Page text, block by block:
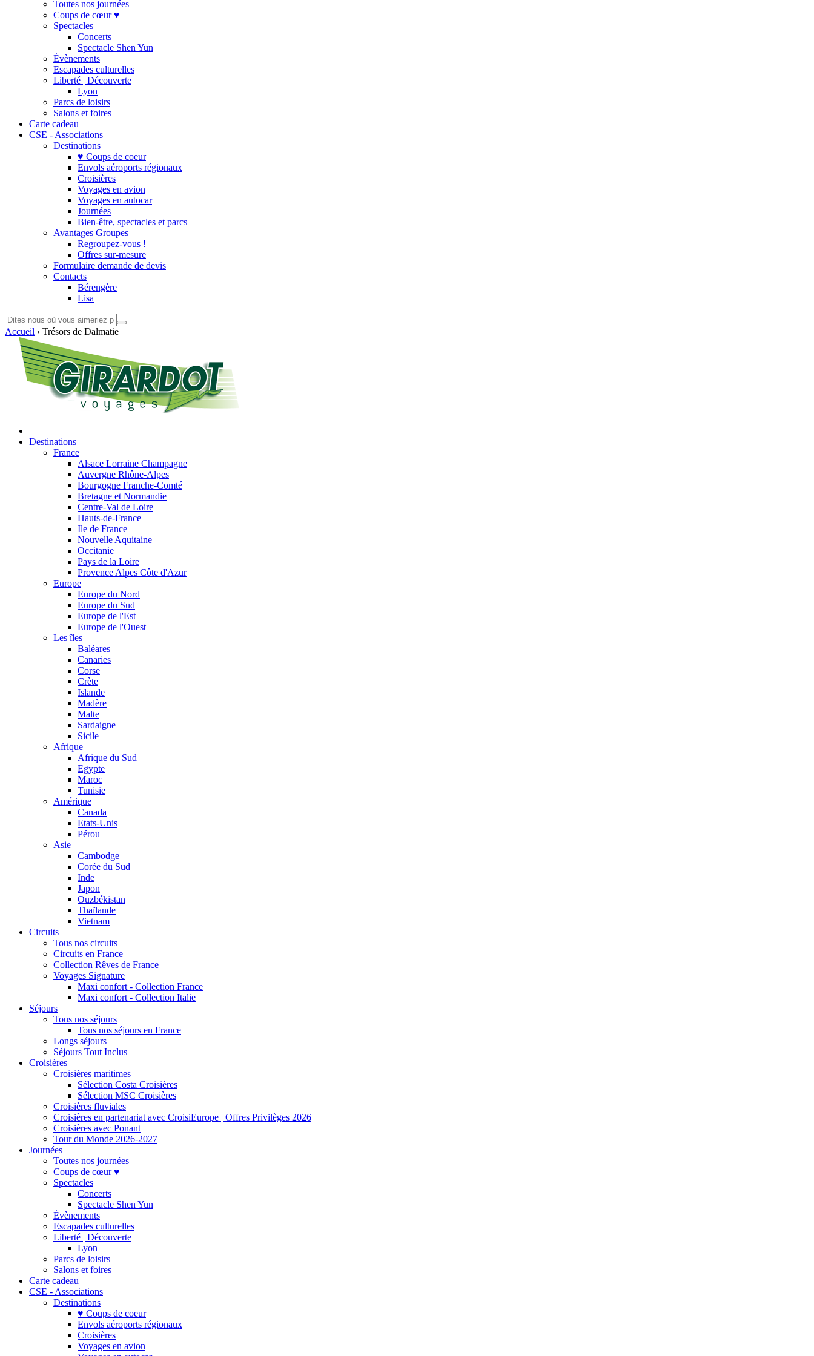
Toutes nos journées
Coups de cœur ♥
Spectacles
Concerts
Spectacle Shen Yun
Évènements
Escapades culturelles
Liberté | Découverte
Lyon
Parcs de loisirs
Salons et foires
Carte cadeau
CSE - Associations
Destinations
♥ Coups de coeur
Envols aéroports régionaux
Croisières
Voyages en avion
Voyages en autocar
Journées
Bien-être, spectacles et parcs
Avantages Groupes
Regroupez-vous !
Offres sur-mesure
Formulaire demande de devis
Contacts
Bérengère
Lisa
Accueil › Trésors de Dalmatie
Destinations
France
Alsace Lorraine Champagne
Auvergne Rhône-Alpes
Bourgogne Franche-Comté
Bretagne et Normandie
Centre-Val de Loire
Hauts-de-France
Ile de France
Nouvelle Aquitaine
Occitanie
Pays de la Loire
Provence Alpes Côte d'Azur
Europe
Europe du Nord
Europe du Sud
Europe de l'Est
Europe de l'Ouest
Les îles
Baléares
Canaries
Corse
Crète
Islande
Madère
Malte
Sardaigne
Sicile
Afrique
Afrique du Sud
Egypte
Maroc
Tunisie
Amérique
Canada
Etats-Unis
Pérou
Asie
Cambodge
Corée du Sud
Inde
Japon
Ouzbékistan
Thaïlande
Vietnam
Circuits
Tous nos circuits
Circuits en France
Collection Rêves de France
Voyages Signature
Maxi confort - Collection France
Maxi confort - Collection Italie
Séjours
Tous nos séjours
Tous nos séjours en France
Longs séjours
Séjours Tout Inclus
Croisières
Croisières maritimes
Sélection Costa Croisières
Sélection MSC Croisières
Croisières fluviales
Croisières en partenariat avec CroisiEurope | Offres Privilèges 2026
Croisières avec Ponant
Tour du Monde 2026-2027
Journées
Toutes nos journées
Coups de cœur ♥
Spectacles
Concerts
Spectacle Shen Yun
Évènements
Escapades culturelles
Liberté | Découverte
Lyon
Parcs de loisirs
Salons et foires
Carte cadeau
CSE - Associations
Destinations
♥ Coups de coeur
Envols aéroports régionaux
Croisières
Voyages en avion